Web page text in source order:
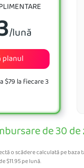
/lună
planul
$79 la fiecare 3
de 30 de
o scădere calculată pe
$11.95pe lună.